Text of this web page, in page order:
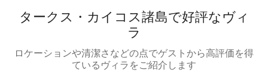
タークス・カイコス諸島で好評なヴィ
ラ
ロケーションや清潔さなどの点でゲストから高評価を得
ているヴィラをご紹介します